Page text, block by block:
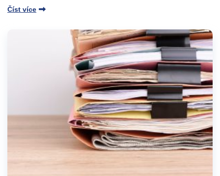
Číst více